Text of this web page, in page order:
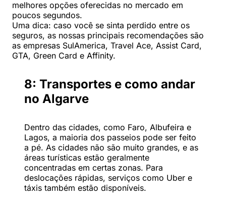
melhores opções oferecidas no mercado em
poucos segundos.
Uma dica: caso você se sinta perdido entre os
seguros, as nossas principais recomendações são
as empresas SulAmerica, Travel Ace, Assist Card,
GTA, Green Card e Affinity.
8: Transportes e como andar
no Algarve
Dentro das cidades, como Faro, Albufeira e
Lagos, a maioria dos passeios pode ser feito
a pé. As cidades não são muito grandes, e as
áreas turísticas estão geralmente
concentradas em certas zonas. Para
deslocações rápidas, serviços como Uber e
táxis também estão disponíveis.